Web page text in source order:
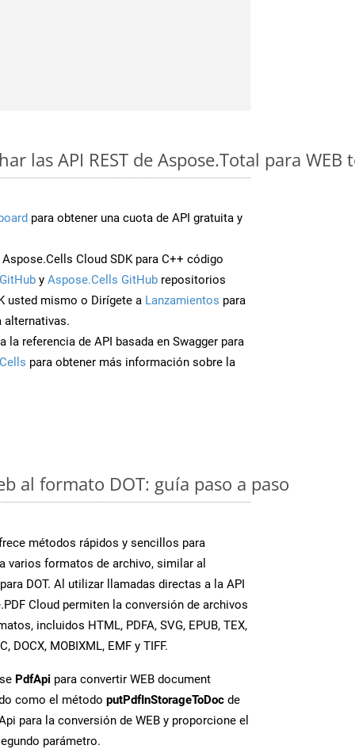
las API REST de Aspose.Total para WEB
para obtener una cuota de API gratuita y
Cloud SDK para C++ código
y Aspose.Cells GitHub repositorios
usted mismo o Dirígete a Lanzamientos para
alternativas.
la referencia de API basada en Swagger para
para obtener más información sobre la
al formato DOT: guía paso a paso
métodos rápidos y sencillos para
varios formatos de archivo, similar al
DOT. Al utilizar llamadas directas a la API
Cloud permiten la conversión de archivos
incluidos HTML, PDFA, SVG, EPUB, TEX,
DOCX, MOBIXML, EMF y TIFF.
PdfApi para convertir WEB document
como el método putPdfInStorageToDoc de
para la conversión de WEB y proporcione el
parámetro.